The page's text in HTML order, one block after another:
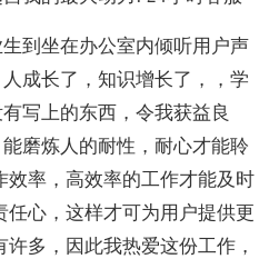
坐在办公室内倾听用户声
成长了，知识增长了，，学
写上的东西，令我获益良
磨炼人的耐性，耐心才能聆
效率，高效率的工作才能及时
任心，这样才可为用户提供更
多，因此我热爱这份工作，